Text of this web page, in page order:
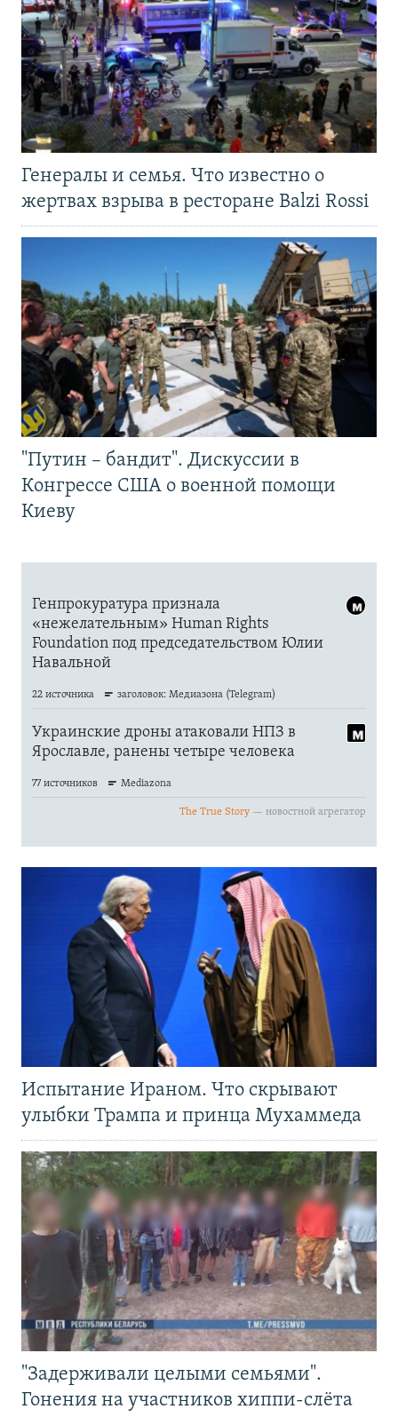
Генералы и семья. Что известно о
жертвах взрыва в ресторане Balzi Rossi
"Путин – бандит". Дискуссии в
Конгрессе США о военной помощи
Киеву
Испытание Ираном. Что скрывают
улыбки Трампа и принца Мухаммеда
"Задерживали целыми семьями".
Гонения на участников хиппи-слёта